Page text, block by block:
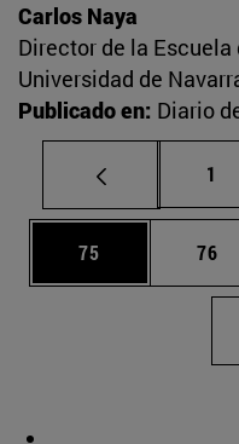
Carlos Naya
Director de la
Universidad de
Publicado en: Diario
1
Página
75 76